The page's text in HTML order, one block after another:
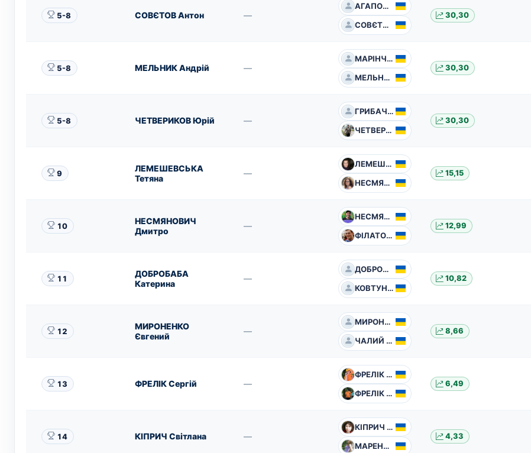
5-8 СОВЄТОВ Антон —
АГАПОВ Павло
СОВЄТОВ Антон
30,30
5-8 МЕЛЬНИК Андрій —
МАРІНЧЕНКО Роман
МЕЛЬНИК Андрій
30,30
5-8 ЧЕТВЕРИКОВ Юрій —
ГРИБАЧОВА Ганна
ЧЕТВЕРИКОВ Юрій
30,30
9
ЛЕМЕШЕВСЬКА
Тетяна
—
ЛЕМЕШЕВСЬКА Тетяна
НЕСМЯНОВИЧ Тетяна
15,15
10
НЕСМЯНОВИЧ
Дмитро
—
НЕСМЯНОВИЧ Дмитро
ФІЛАТОВ Олександр
12,99
11
ДОБРОБАБА
Катерина
—
ДОБРОБАБА Катерина
КОВТУН Наталія
10,82
12
МИРОНЕНКО
Євгений
—
МИРОНЕНКО Євгений
ЧАЛИЙ Олексій
8,66
13 ФРЕЛІК Сергій —
ФРЕЛІК Вікторія
ФРЕЛІК Сергій
6,49
14 КІПРИЧ Світлана —
КІПРИЧ Світлана
МАРЕНИЧ Оксана
4,33